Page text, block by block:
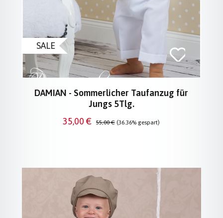
SALE
DAMIAN - Sommerlicher Taufanzug für
Jungs 5Tlg.
Verkaufspreis:
35,00 € Regulärer Preis:
55,00 € (36.36% gespart)